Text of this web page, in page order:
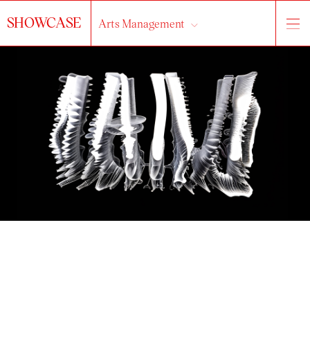
SHOWCASE Arts Management